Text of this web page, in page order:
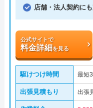
店舗・法人契約に
公式サイトで
料金詳細を見る
駆けつけ時間 最短
出張見積もり 出張